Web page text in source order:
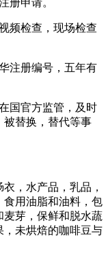
频检查，现场检查
注册编号，五年有
国官方监管，及时
被替换，替代等事
，水产品，乳品，
食用油脂和油料，包
麦芽，保鲜和脱水蔬
，未烘焙的咖啡豆与